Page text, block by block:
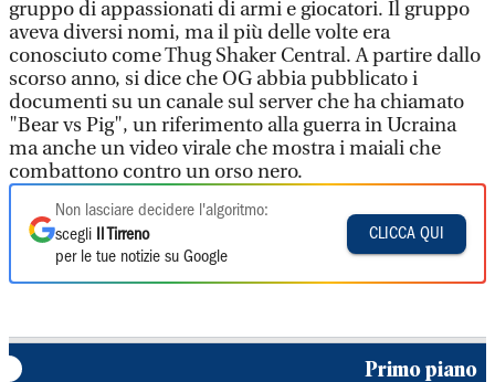
gruppo di appassionati di armi e giocatori. Il gruppo
aveva diversi nomi, ma il più delle volte era
conosciuto come Thug Shaker Central. A partire dallo
scorso anno, si dice che OG abbia pubblicato i
documenti su un canale sul server che ha chiamato
"Bear vs Pig", un riferimento alla guerra in Ucraina
ma anche un video virale che mostra i maiali che
combattono contro un orso nero.
Non lasciare decidere l'algoritmo:
scegli
Il Tirreno
per le tue notizie su Google
CLICCA QUI
Primo piano